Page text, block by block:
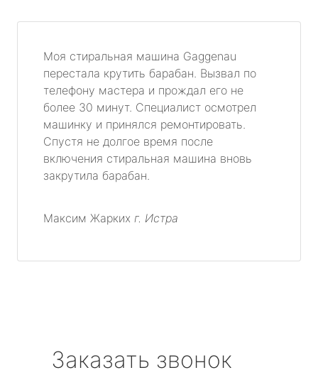
Моя стиральная машина Gaggenau
перестала крутить барабан. Вызвал по
телефону мастера и прождал его не
более 30 минут. Специалист осмотрел
машинку и принялся ремонтировать.
Спустя не долгое время после
включения стиральная машина вновь
закрутила барабан.
Максим Жарких г. Истра
Заказать звонок